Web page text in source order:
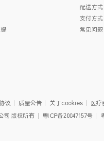
配送方式
支付方式
常见问题
议 质量公告 关于cookies
医疗
司 版权所有 粤ICP备20047157号